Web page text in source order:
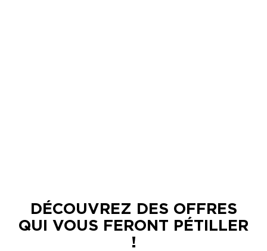
DÉCOUVREZ DES OFFRES
QUI VOUS FERONT PÉTILLER
!